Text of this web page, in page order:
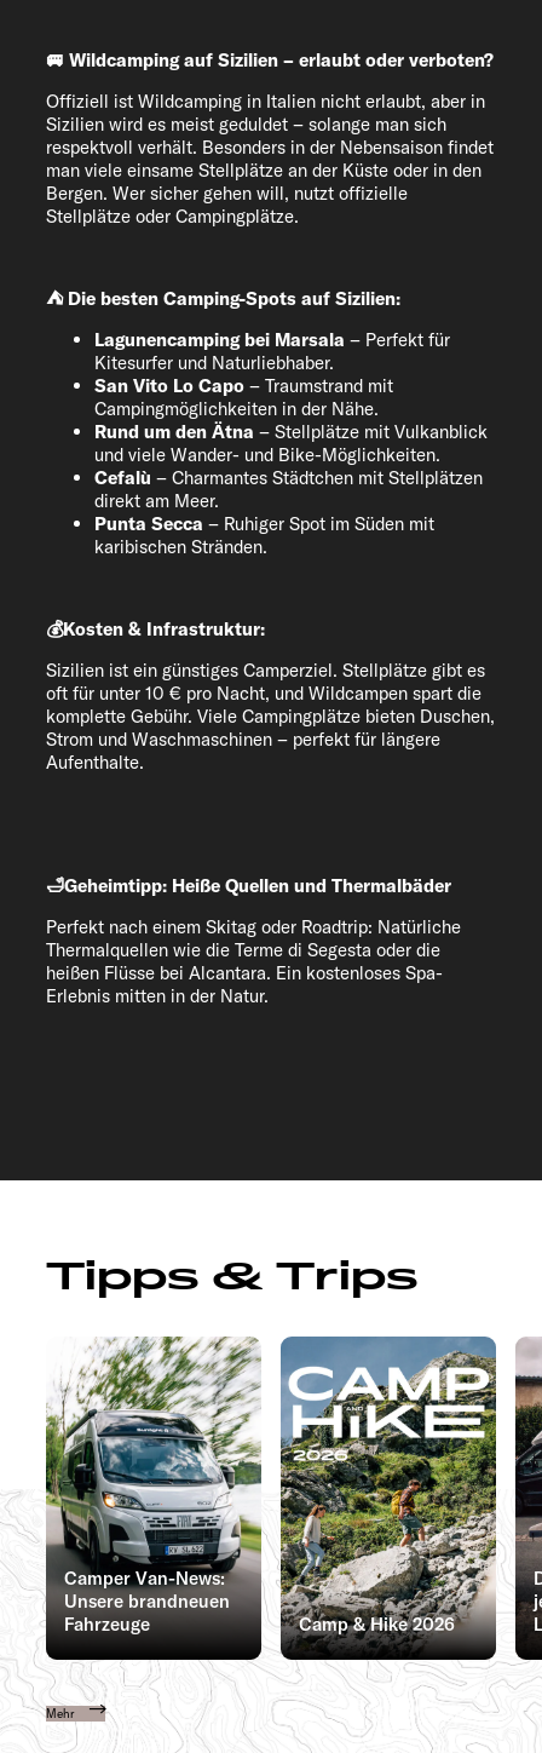
🚐 Wildcamping auf Sizilien – erlaubt oder verboten?
Offiziell ist Wildcamping in Italien nicht erlaubt, aber in
Sizilien wird es meist geduldet – solange man sich
respektvoll verhält. Besonders in der Nebensaison findet
man viele einsame Stellplätze an der Küste oder in den
Bergen. Wer sicher gehen will, nutzt offizielle
Stellplätze oder Campingplätze.
⛺ Die besten Camping-Spots auf Sizilien:
Lagunencamping bei Marsala – Perfekt für
Kitesurfer und Naturliebhaber.
San Vito Lo Capo – Traumstrand mit
Campingmöglichkeiten in der Nähe.
Rund um den Ätna – Stellplätze mit Vulkanblick
und viele Wander- und Bike-Möglichkeiten.
Cefalù – Charmantes Städtchen mit Stellplätzen
direkt am Meer.
Punta Secca – Ruhiger Spot im Süden mit
karibischen Stränden.
💰Kosten & Infrastruktur:
Sizilien ist ein günstiges Camperziel. Stellplätze gibt es
oft für unter 10 € pro Nacht, und Wildcampen spart die
komplette Gebühr. Viele Campingplätze bieten Duschen,
Strom und Waschmaschinen – perfekt für längere
Aufenthalte.
🛁Geheimtipp: Heiße Quellen und Thermalbäder
Perfekt nach einem Skitag oder Roadtrip: Natürliche
Thermalquellen wie die Terme di Segesta oder die
heißen Flüsse bei Alcantara. Ein kostenloses Spa-
Erlebnis mitten in der Natur.
Tipps & Trips
Camper Van-News:
Unsere brandneuen
Fahrzeuge
Camp & Hike 2026
Mehr